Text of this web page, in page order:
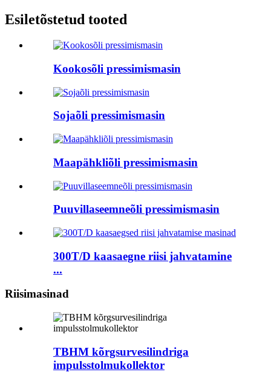
Esiletõstetud tooted
Kookosõli pressimismasin
Sojaõli pressimismasin
Maapähkliõli pressimismasin
Puuvillaseemneõli pressimismasin
300T/D kaasaegne riisi jahvatamine
...
Riisimasinad
TBHM kõrgsurvesilindriga
impulsstolmukollektor